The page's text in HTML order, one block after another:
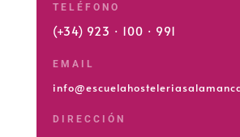
TELÉFONO
(+34) 923 · 100 · 991
EMAIL
DIRECCIÓN